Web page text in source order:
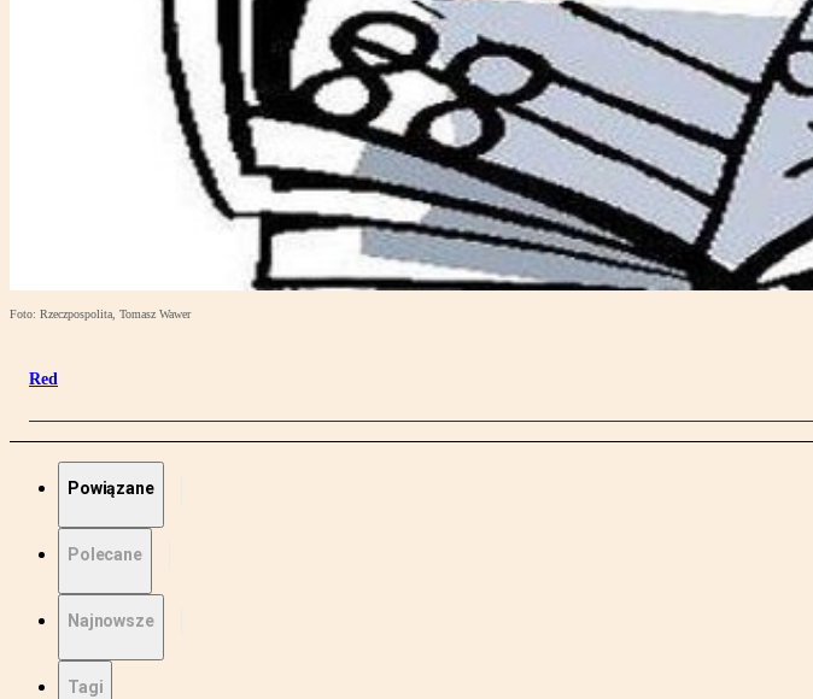
Foto: Rzeczpospolita, Tomasz Wawer
Red
Powiązane
Polecane
Najnowsze
Tagi